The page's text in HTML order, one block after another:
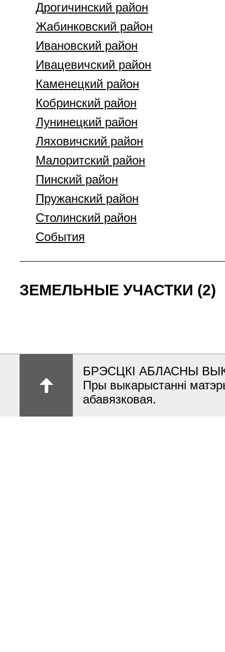
Дрогичинский район
Жабинковский район
Ивановский район
Ивацевичский район
Каменецкий район
Кобринский район
Лунинецкий район
Ляховичский район
Малоритский район
Пинский район
Пружанский район
Столинский район
События
ЗЕМЕЛЬНЫЕ УЧАСТКИ (2)
БРЭСЦКІ АБЛАСНЫ
Пры выкарыстанні
абавязковая.